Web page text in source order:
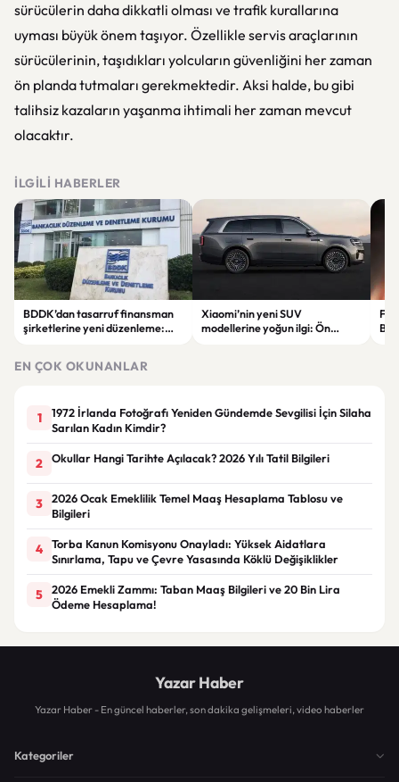
sürücülerin daha dikkatli olması ve trafik kurallarına
uyması büyük önem taşıyor. Özellikle servis araçlarının
sürücülerinin, taşıdıkları yolcuların güvenliğini her zaman
ön planda tutmaları gerekmektedir. Aksi halde, bu gibi
talihsiz kazaların yaşanma ihtimali her zaman mevcut
olacaktır.
İLGILI HABERLER
BDDK’dan tasarruf finansman
şirketlerine yeni düzenleme:
Xiaomi’nin yeni SUV
modellerine yoğun ilgi: Ön
EN ÇOK OKUNANLAR
1
1972 İrlanda Fotoğrafı Yeniden Gündemde Sevgilisi İçin Silaha
Sarılan Kadın Kimdir?
2 Okullar Hangi Tarihte Açılacak? 2026 Yılı Tatil Bilgileri
3
2026 Ocak Emeklilik Temel Maaş Hesaplama Tablosu ve
Bilgileri
4
Torba Kanun Komisyonu Onayladı: Yüksek Aidatlara
Sınırlama, Tapu ve Çevre Yasasında Köklü Değişiklikler
5
2026 Emekli Zammı: Taban Maaş Bilgileri ve 20 Bin Lira
Ödeme Hesaplama!
Yazar Haber
Yazar Haber - En güncel haberler, son dakika gelişmeleri, video haberler
Kategoriler